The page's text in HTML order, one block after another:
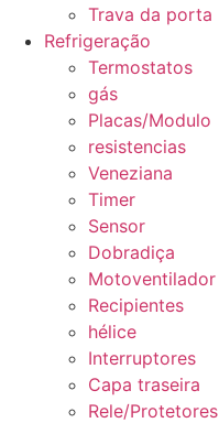
Trava da porta
Refrigeração
Termostatos
gás
Placas/Modulo
resistencias
Veneziana
Timer
Sensor
Dobradiça
Motoventilador
Recipientes
hélice
Interruptores
Capa traseira
Rele/Protetores